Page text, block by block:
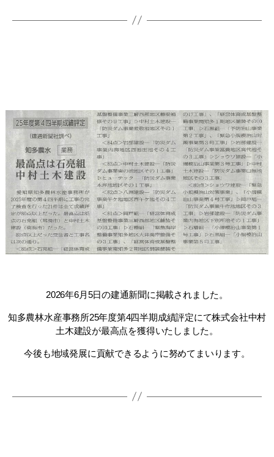
2026年6月5日の建通新聞に掲載されました。
知多農林水産事務所25年度第4四半期成績評定にて株式会社中村
土木建設が最高点を獲得いたしました。
今後も地域発展に貢献できるように努めてまいります。